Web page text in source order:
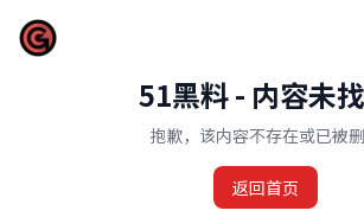
51黑料 - 内容未
抱歉，该内容不存在或已被
返回首页